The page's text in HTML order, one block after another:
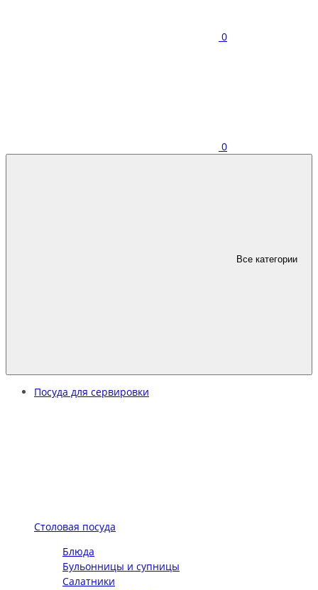
0
0
Все категории
Посуда для сервировки
Столовая посуда
Блюда
Бульонницы и супницы
Салатники